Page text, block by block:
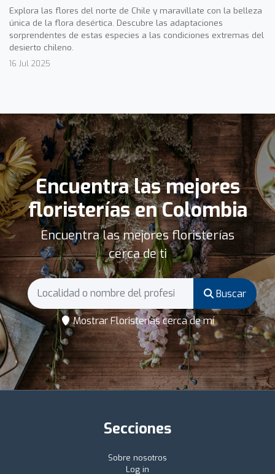
Explora las flores del norte de Chile y maravíllate con la belleza
única de la flora desértica. Descubre las adaptaciones
sorprendentes de estas especies a las condiciones extremas del
desierto chileno.
16 Jul 2025
Encuentra las mejores
floristerías en Colombia
Encuentra las mejores floristerías
cerca de ti
Buscar
Mostrar Floristerías cerca de mí
Secciones
Sobre nosotros
Log in